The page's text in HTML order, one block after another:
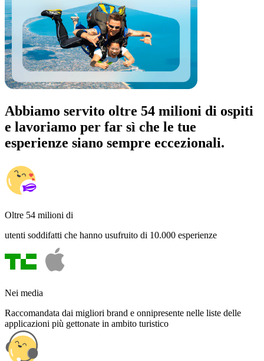
Abbiamo servito oltre 54 milioni di ospiti
e lavoriamo per far sì che le tue
esperienze siano sempre eccezionali.
Oltre 54 milioni di
utenti soddifatti che hanno usufruito di 10.000 esperienze
Nei media
Raccomandata dai migliori brand e onnipresente nelle liste delle
applicazioni più gettonate in ambito turistico